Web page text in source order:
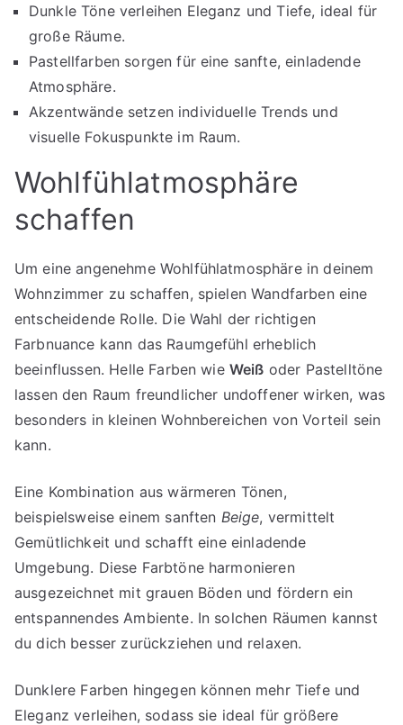
Dunkle Töne verleihen Eleganz und Tiefe, ideal für
große Räume.
Pastellfarben sorgen für eine sanfte, einladende
Atmosphäre.
Akzentwände setzen individuelle Trends und
visuelle Fokuspunkte im Raum.
Wohlfühlatmosphäre
schaffen
Um eine angenehme Wohlfühlatmosphäre in deinem
Wohnzimmer zu schaffen, spielen Wandfarben eine
entscheidende Rolle. Die Wahl der richtigen
Farbnuance kann das Raumgefühl erheblich
beeinflussen. Helle Farben wie Weiß oder Pastelltöne
lassen den Raum freundlicher undoffener wirken, was
besonders in kleinen Wohnbereichen von Vorteil sein
kann.
Eine Kombination aus wärmeren Tönen,
beispielsweise einem sanften Beige, vermittelt
Gemütlichkeit und schafft eine einladende
Umgebung. Diese Farbtöne harmonieren
ausgezeichnet mit grauen Böden und fördern ein
entspannendes Ambiente. In solchen Räumen kannst
du dich besser zurückziehen und relaxen.
Dunklere Farben hingegen können mehr Tiefe und
Eleganz verleihen, sodass sie ideal für größere